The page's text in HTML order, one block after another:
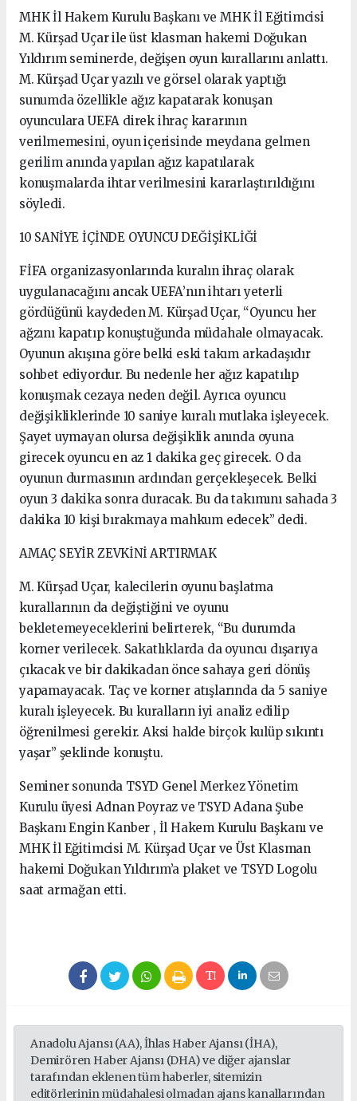
MHK İl Hakem Kurulu Başkanı ve MHK İl Eğitimcisi
M. Kürşad Uçar ile üst klasman hakemi Doğukan
Yıldırım seminerde, değişen oyun kurallarını anlattı.
M. Kürşad Uçar yazılı ve görsel olarak yaptığı
sunumda özellikle ağız kapatarak konuşan
oyunculara UEFA direk ihraç kararının
verilmemesini, oyun içerisinde meydana gelmen
gerilim anında yapılan ağız kapatılarak
konuşmalarda ihtar verilmesini kararlaştırıldığını
söyledi.
10 SANİYE İÇİNDE OYUNCU DEĞİŞİKLİĞİ
FİFA organizasyonlarında kuralın ihraç olarak
uygulanacağını ancak UEFA’nın ihtarı yeterli
gördüğünü kaydeden M. Kürşad Uçar, “Oyuncu her
ağzını kapatıp konuştuğunda müdahale olmayacak.
Oyunun akışına göre belki eski takım arkadaşıdır
sohbet ediyordur. Bu nedenle her ağız kapatılıp
konuşmak cezaya neden değil. Ayrıca oyuncu
değişikliklerinde 10 saniye kuralı mutlaka işleyecek.
Şayet uymayan olursa değişiklik anında oyuna
girecek oyuncu en az 1 dakika geç girecek. O da
oyunun durmasının ardından gerçekleşecek. Belki
oyun 3 dakika sonra duracak. Bu da takımını sahada 3
dakika 10 kişi bırakmaya mahkum edecek” dedi.
AMAÇ SEYİR ZEVKİNİ ARTIRMAK
M. Kürşad Uçar, kalecilerin oyunu başlatma
kurallarının da değiştiğini ve oyunu
bekletemeyeceklerini belirterek, “Bu durumda
korner verilecek. Sakatlıklarda da oyuncu dışarıya
çıkacak ve bir dakikadan önce sahaya geri dönüş
yapamayacak. Taç ve korner atışlarında da 5 saniye
kuralı işleyecek. Bu kuralların iyi analiz edilip
öğrenilmesi gerekir. Aksi halde birçok kulüp sıkıntı
yaşar” şeklinde konuştu.
Seminer sonunda TSYD Genel Merkez Yönetim
Kurulu üyesi Adnan Poyraz ve TSYD Adana Şube
Başkanı Engin Kanber , İl Hakem Kurulu Başkanı ve
MHK İl Eğitimcisi M. Kürşad Uçar ve Üst Klasman
hakemi Doğukan Yıldırım’a plaket ve TSYD Logolu
saat armağan etti.
Anadolu Ajansı (AA), İhlas Haber Ajansı (İHA),
Demirören Haber Ajansı (DHA) ve diğer ajanslar
tarafından eklenen tüm haberler, sitemizin
editörlerinin müdahalesi olmadan ajans kanallarından